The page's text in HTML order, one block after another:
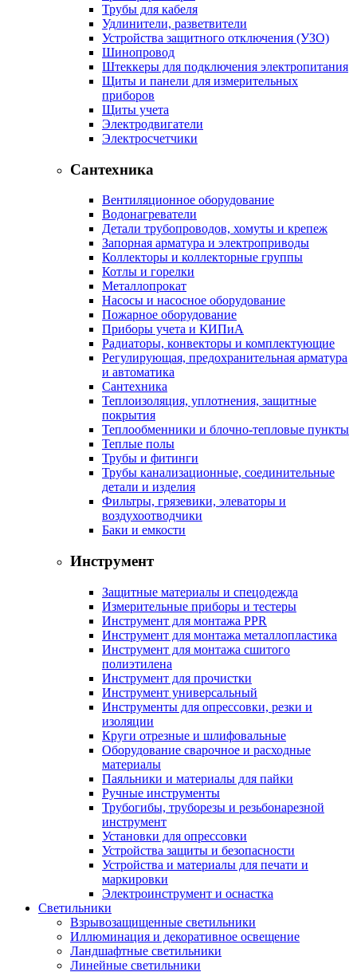
Трубы для кабеля
Удлинители, разветвители
Устройства защитного отключения (УЗО)
Шинопровод
Штеккеры для подключения электропитания
Щиты и панели для измерительных
приборов
Щиты учета
Электродвигатели
Электросчетчики
Сантехника
Вентиляционное оборудование
Водонагреватели
Детали трубопроводов, хомуты и крепеж
Запорная арматура и электроприводы
Коллекторы и коллекторные группы
Котлы и горелки
Металлопрокат
Насосы и насосное оборудование
Пожарное оборудование
Приборы учета и КИПиА
Радиаторы, конвекторы и комплектующие
Регулирующая, предохранительная арматура
и автоматика
Сантехника
Теплоизоляция, уплотнения, защитные
покрытия
Теплообменники и блочно-тепловые пункты
Теплые полы
Трубы и фитинги
Трубы канализационные, соединительные
детали и изделия
Фильтры, грязевики, элеваторы и
воздухоотводчики
Баки и емкости
Инструмент
Защитные материалы и спецодежда
Измерительные приборы и тестеры
Инструмент для монтажа PPR
Инструмент для монтажа металлопластика
Инструмент для монтажа сшитого
полиэтилена
Инструмент для прочистки
Инструмент универсальный
Инструменты для опрессовки, резки и
изоляции
Круги отрезные и шлифовальные
Оборудование сварочное и расходные
материалы
Паяльники и материалы для пайки
Ручные инструменты
Трубогибы, труборезы и резьбонарезной
инструмент
Установки для опрессовки
Устройства защиты и безопасности
Устройства и материалы для печати и
маркировки
Электроинструмент и оснастка
Светильники
Взрывозащищенные светильники
Иллюминация и декоративное освещение
Ландшафтные светильники
Линейные светильники